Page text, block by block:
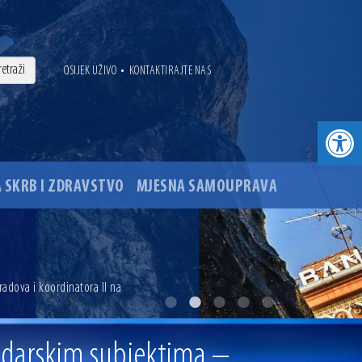
OSIJEK UŽIVO • KONTAKTIRAJTE NAS
SKRB I ZDRAVSTVO MJESNA SAMOUPRAVA
glavnog osječkog Trga Ante Starčevića
i koordinatora II na